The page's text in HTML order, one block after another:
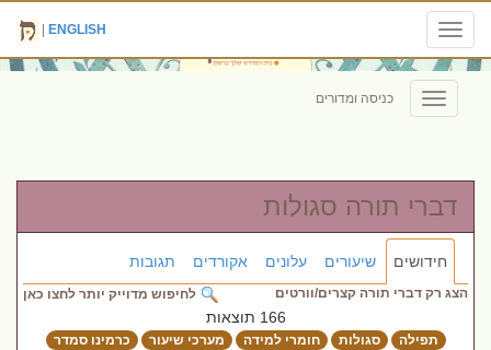
Toggle
navigation
ENGLISH
Toggle
navigation
כניסה ומדורים
דברי תורה סגולות
חידושים שיעורים עלונים אקורדים תגובות
לחיפוש מדוייק יותר לחצו כאן הצג רק דברי תורה קצרים/וורטים
166 תוצאות
תפילה סגולות חומרי למידה מערכי שיעור
כרמינו סמדר